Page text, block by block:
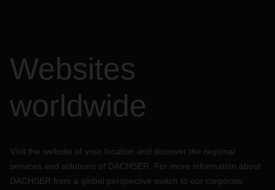
Websites
worldwide
Visit the website of your location and discover the regional
services and solutions of DACHSER. For more information about
DACHSER from a global perspective switch to our corporate